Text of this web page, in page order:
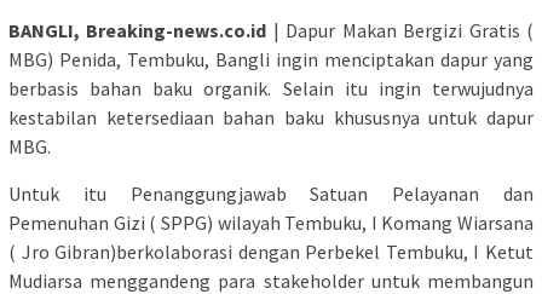
BANGLI, Breaking-news.co.id | Dapur Makan Bergizi Gratis (
MBG) Penida, Tembuku, Bangli ingin menciptakan dapur yang
berbasis bahan baku organik. Selain itu ingin terwujudnya
kestabilan ketersediaan bahan baku khususnya untuk dapur
MBG.
Untuk itu Penanggungjawab Satuan Pelayanan dan
Pemenuhan Gizi ( SPPG) wilayah Tembuku, I Komang Wiarsana
( Jro Gibran)berkolaborasi dengan Perbekel Tembuku, I Ketut
Mudiarsa menggandeng para stakeholder untuk membangun